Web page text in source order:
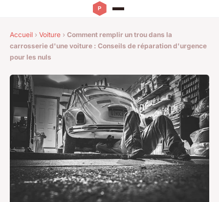
Accueil › Voiture › Comment remplir un trou dans la
carrosserie d'une voiture : Conseils de réparation d'urgence
pour les nuls